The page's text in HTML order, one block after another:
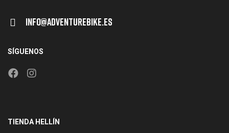
Info@adventurebike.es
SÍGUENOS
TIENDA HELLÍN